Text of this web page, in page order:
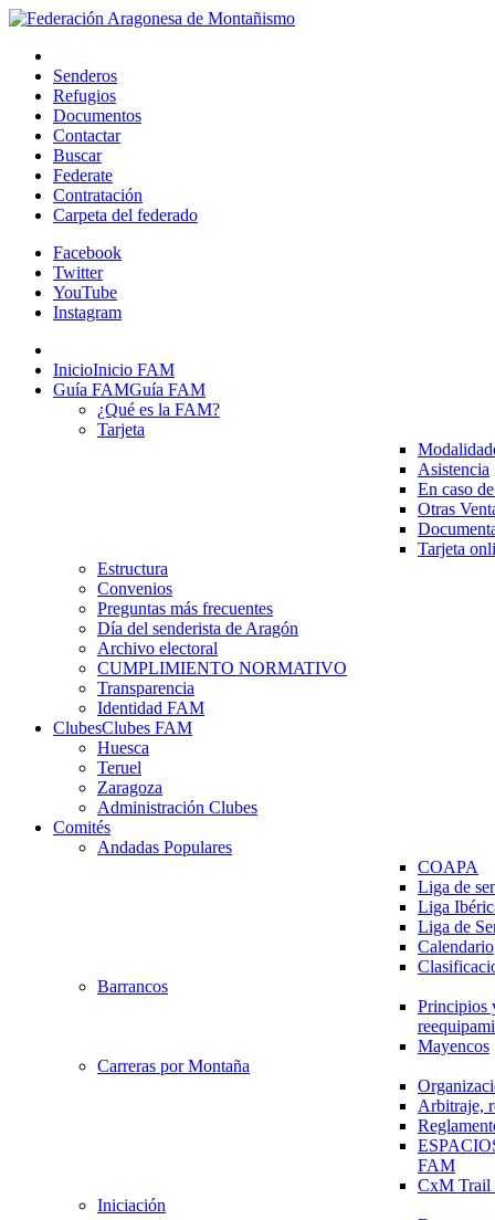
Senderos
Refugios
Documentos
Contactar
Buscar
Federate
Contratación
Carpeta del federado
Facebook
Twitter
YouTube
Instagram
InicioInicio FAM
Guía FAMGuía FAM
¿Qué es la FAM?
Tarjeta
Asistencia
En caso
Otras
Tarjeta
Estructura
Convenios
Preguntas más frecuentes
Día del senderista de Aragón
Archivo electoral
CUMPLIMIENTO NORMATIVO
Transparencia
Identidad FAM
ClubesClubes FAM
Huesca
Teruel
Zaragoza
Administración Clubes
Comités
Andadas Populares
COAPA
Liga de
Liga
Liga de
Calendario
Barrancos
Principios
Mayencos
Carreras por Montaña
Arbitraje,
FAM
CxM
Iniciación